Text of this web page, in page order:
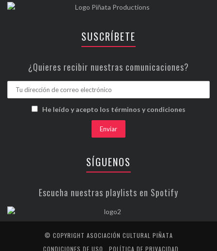
SUSCRÍBETE
¿Quieres recibir nuestras comunicaciones?
He leído y acepto los términos y condiciones
SÍGUENOS
Escucha nuestras playlists en Spotify
© COPYRIGHT ASOCIACIÓN CULTURAL PIÑATA
CONDICIONES DE USO
POLÍTICA DE PRIVACIDAD